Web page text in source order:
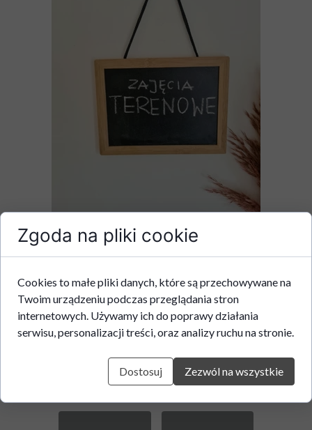
terenowe w Przystani Pruszków?
A może masz do nas pytania odnośnie tych zajęć?
Wypełnij formularz!
Imię i nazwisko
Email
Zgoda na pliki cookie
Cookies to małe pliki danych, które są przechowywane na
Twoim urządzeniu podczas przeglądania stron
internetowych. Używamy ich do poprawy działania
serwisu, personalizacji treści, oraz analizy ruchu na stronie.
Dostosuj Zezwól na wszystkie